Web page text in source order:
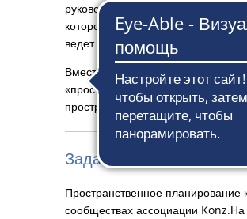
пространственное
планирование
руководящим принципом
которое увязывает социальные и
ведет к постоянному,
Вместо традиционного и
«пространственное
пространственное
Задачи
Пространственное планирование
сообществах ассоциации